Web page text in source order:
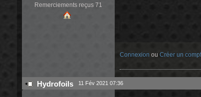
Remerciements reçus 71
Connexion ou Créer un
Hydrofoils 11 Fév 2021 07:36